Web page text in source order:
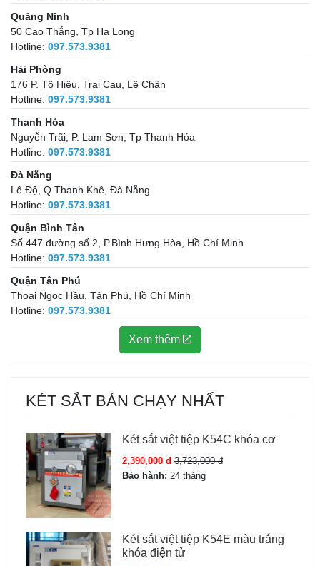
Quảng Ninh
50 Cao Thắng, Tp Hạ Long
Hotline: 097.573.9381
Hải Phòng
176 P. Tô Hiệu, Trại Cau, Lê Chân
Hotline: 097.573.9381
Thanh Hóa
Nguyễn Trãi, P. Lam Sơn, Tp Thanh Hóa
Hotline: 097.573.9381
Đà Nẵng
Lê Độ, Q Thanh Khê, Đà Nẵng
Hotline: 097.573.9381
Quận Bình Tân
Số 447 đường số 2, P.Bình Hưng Hòa, Hồ Chí Minh
Hotline: 097.573.9381
Quận Tân Phú
Thoại Ngọc Hầu, Tân Phú, Hồ Chí Minh
Hotline: 097.573.9381
Xem thêm
KÉT SẮT BÁN CHẠY NHẤT
Két sắt việt tiệp K54C khóa cơ
2,390,000 đ 3,723,000 đ
Bảo hành: 24 tháng
Két sắt việt tiệp K54E màu trắng
khóa điện tử